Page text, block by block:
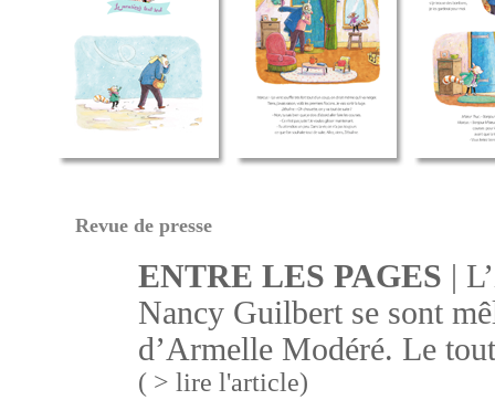
Revue de presse
ENTRE LES PAGES |
Nancy Guilbert se sont
d’Armelle Modéré. Le
( > lire l'article)